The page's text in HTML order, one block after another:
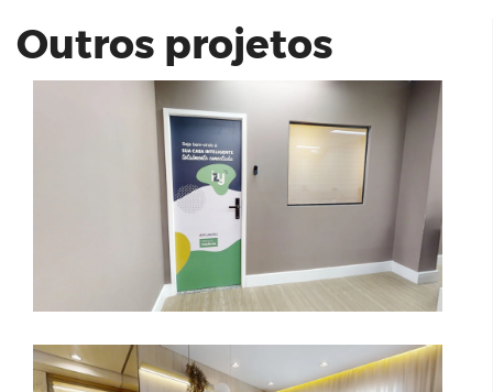
Outros projetos
Vivaz Belenzinho